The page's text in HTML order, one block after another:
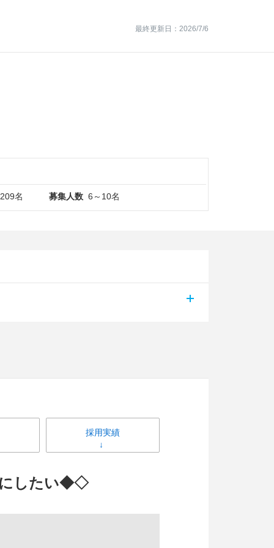
最終更新日：2026/7/6
209名 募集人数 6～10名
採用実績
にしたい◆◇